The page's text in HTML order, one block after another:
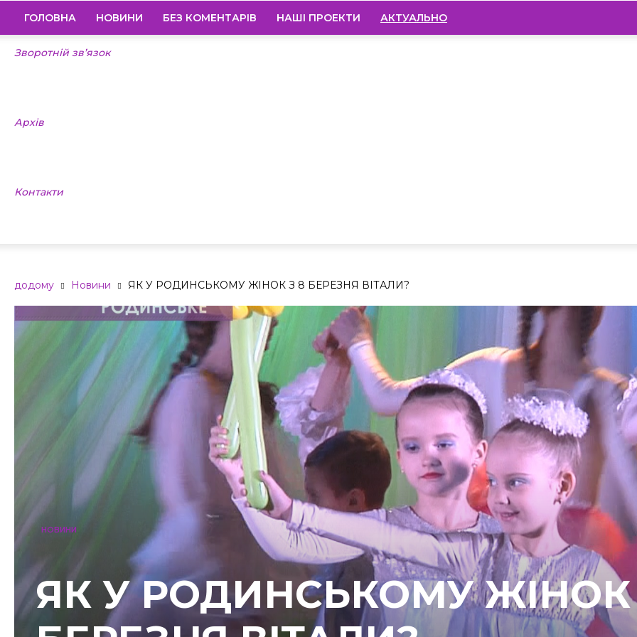
ГОЛОВНА НОВИНИ БЕЗ КОМЕНТАРІВ НАШІ ПРОЕКТИ АКТУАЛЬНО
Зворотній зв’язок
Архів
Контакти
додому Новини ЯК У РОДИНСЬКОМУ ЖІНОК З 8 БЕРЕЗНЯ ВІТАЛИ?
НОВИНИ
ЯК У РОДИНСЬКОМУ ЖІНОК